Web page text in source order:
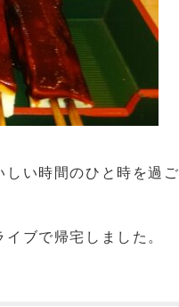
い時間のひと時を過ご
ブで帰宅しました。